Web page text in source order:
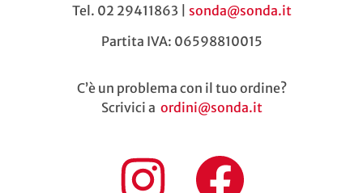
Tel. 02 29411863 | sonda@sonda.it
Partita IVA: 06598810015
C’è un problema con il tuo ordine?
Scrivici a ordini@sonda.it